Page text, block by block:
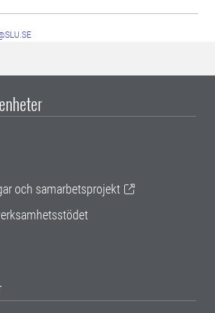
och samarbetsprojekt